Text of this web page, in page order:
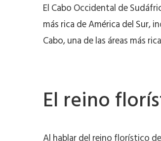
El Cabo Occidental de
más rica de América del Sur,
Cabo, una de las áreas más
El reino